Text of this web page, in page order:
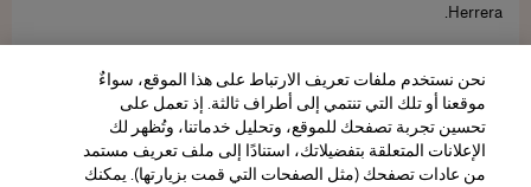
Herrera.
اكتشاف المزيد
نحن نستخدم ملفات تعريف الارتباط على هذا الموقع، سواءٌ
موقعنا أو تلك التي تنتمي إلى أطراف ثالثة. إذ تعمل على
تحسين تجربة تصفحك للموقع، وتحليل خدماتنا، وتُظهر لك
الإعلانات المتعلقة بتفضيلاتك، استنادًا إلى ملف تعريف مستمد
من عادات تصفحك (مثل الصفحات التي قمت بزيارتها). يمكنك